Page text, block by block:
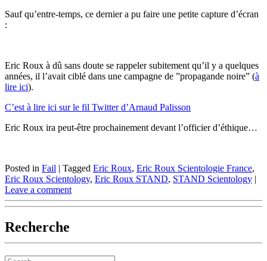
Sauf qu’entre-temps, ce dernier a pu faire une petite capture d’écran
:
Eric Roux à dû sans doute se rappeler subitement qu’il y a quelques
années, il l’avait ciblé dans une campagne de ”propagande noire” (à
lire ici).
C’est à lire ici sur le fil Twitter d’Arnaud Palisson
Eric Roux ira peut-être prochainement devant l’officier d’éthique…
Posted in Fail | Tagged Eric Roux, Eric Roux Scientologie France,
Eric Roux Scientology, Eric Roux STAND, STAND Scientology |
Leave a comment
Recherche